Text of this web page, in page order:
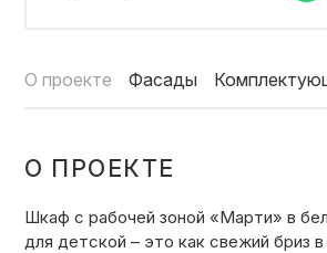
О проекте Фасады
О ПРОЕКТЕ
Шкаф с рабочей зоной «Марти» в
для детской – это как свежий бриз
БЛОГ О ДИЗАЙНЕ